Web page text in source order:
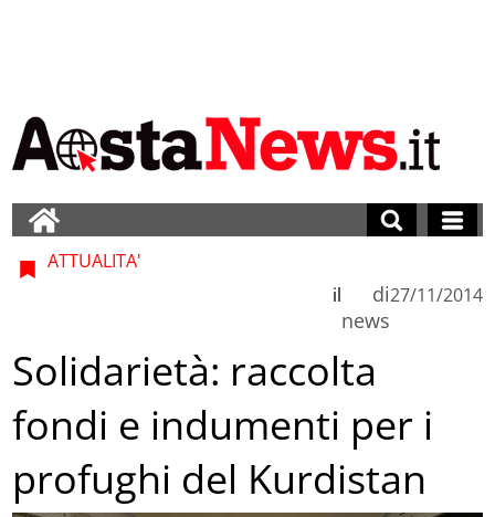
ATTUALITA'
di
news
il 27/11/2014
Solidarietà: raccolta
fondi e indumenti per i
profughi del Kurdistan